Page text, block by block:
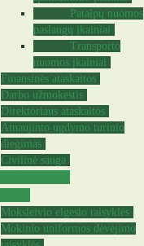
Patalpų nuomos
paslaugų įkainiai
Transporto
nuomos įkainiai
Finansinės ataskaitos
Darbo užmokestis
Direktoriaus ataskaitos
Atnaujinto ugdymo turinio
diegimas
Civilinė sauga
Moksleivio elgesio taisyklės
Mokinio uniformos dėvėjimo